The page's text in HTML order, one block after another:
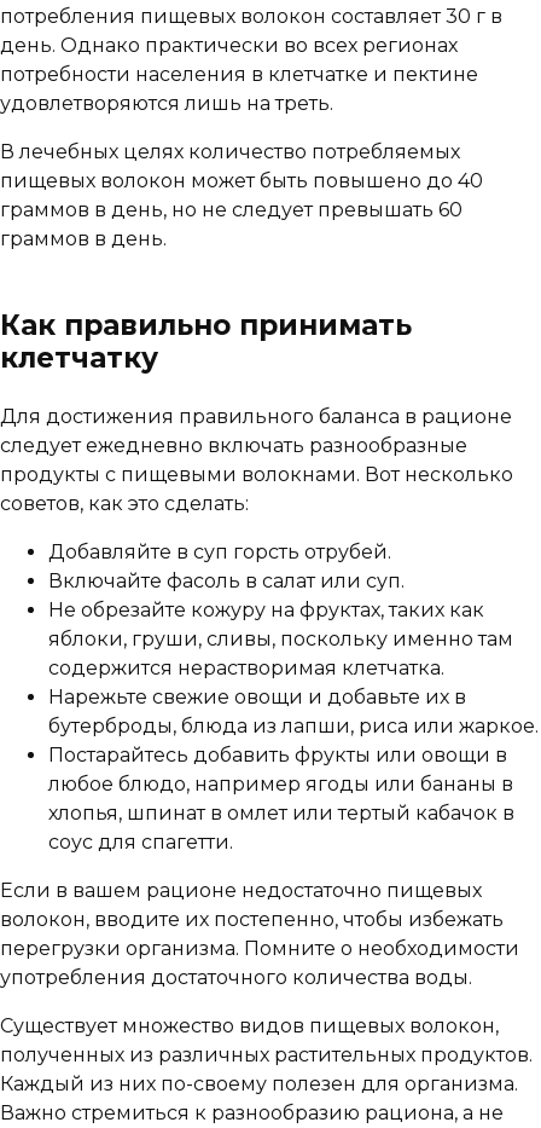
потребления пищевых волокон составляет 30 г в
день. Однако практически во всех регионах
потребности населения в клетчатке и пектине
удовлетворяются лишь на треть.
В лечебных целях количество потребляемых
пищевых волокон может быть повышено до 40
граммов в день, но не следует превышать 60
граммов в день.
Как правильно принимать
клетчатку
Для достижения правильного баланса в рационе
следует ежедневно включать разнообразные
продукты с пищевыми волокнами. Вот несколько
советов, как это сделать:
Добавляйте в суп горсть отрубей.
Включайте фасоль в салат или суп.
Не обрезайте кожуру на фруктах, таких как
яблоки, груши, сливы, поскольку именно там
содержится нерастворимая клетчатка.
Нарежьте свежие овощи и добавьте их в
бутерброды, блюда из лапши, риса или жаркое.
Постарайтесь добавить фрукты или овощи в
любое блюдо, например ягоды или бананы в
хлопья, шпинат в омлет или тертый кабачок в
соус для спагетти.
Если в вашем рационе недостаточно пищевых
волокон, вводите их постепенно, чтобы избежать
перегрузки организма. Помните о необходимости
употребления достаточного количества воды.
Существует множество видов пищевых волокон,
полученных из различных растительных продуктов.
Каждый из них по-своему полезен для организма.
Важно стремиться к разнообразию рациона, а не